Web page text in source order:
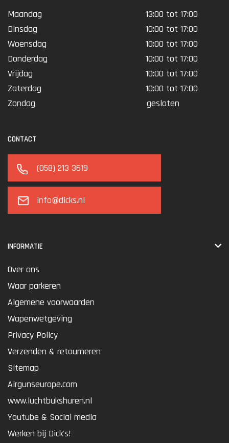
Maandag
13:00 tot 17:00
Dinsdag
10:00 tot 17:00
Woensdag
10:00 tot 17:00
Donderdag
10:00 tot 17:00
Vrijdag
10:00 tot 17:00
Zaterdag
10:00 tot 17:00
Zondag
gesloten
CONTACT
(058) 213 3619
info@dicks.nl
INFORMATIE
Over ons
Waar parkeren
Algemene voorwaarden
Wapenwetgeving
Privacy Policy
Verzenden & retourneren
Sitemap
Airgunseurope.com
www.luchtbukshuren.nl
Youtube & Social media
Werken bij Dick's!